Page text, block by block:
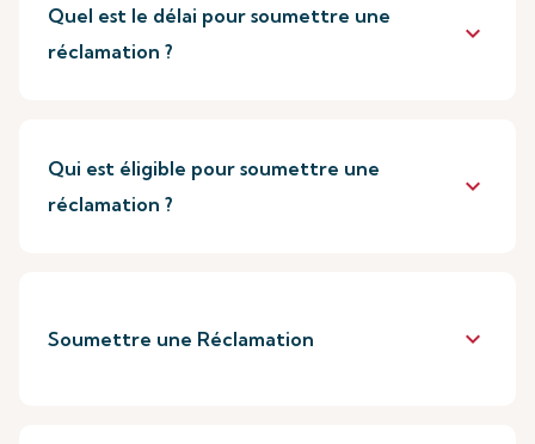
Quel est le délai pour soumettre une
réclamation ?
keyboard_arrow_down
Qui est éligible pour soumettre une
réclamation ?
keyboard_arrow_down
Soumettre une Réclamation keyboard_arrow_down